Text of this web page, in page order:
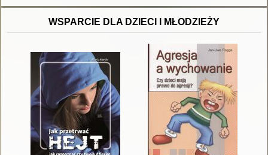
WSPARCIE DLA DZIECI I MŁODZIEŻY